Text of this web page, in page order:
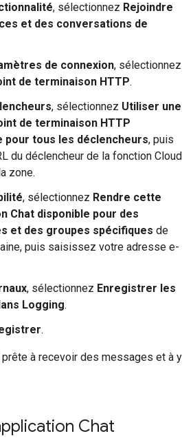
, sélectionnez Rejoindre
et des conversations de
de connexion, sélectionnez
de terminaison HTTP.
, sélectionnez Utiliser une
de terminaison HTTP
pour tous les déclencheurs, puis
du déclencheur de la fonction Cloud
zone.
, sélectionnez Rendre cette
Chat disponible pour des
et des groupes spécifiques de
puis saisissez votre adresse e-
, sélectionnez Enregistrer les
Logging.
.
à recevoir des messages et à y
Chat